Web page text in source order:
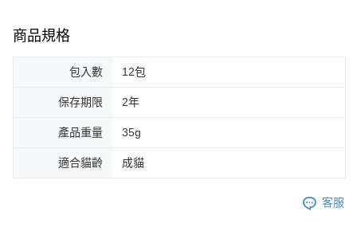
商品規格
包入數 12包
保存期限 2年
產品重量 35g
適合貓齡 成貓
客服